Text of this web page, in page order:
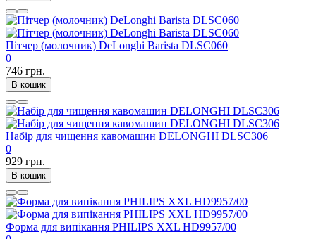
Пітчер (молочник) DeLonghi Barista DLSC060
0
746 грн.
В кошик
Набір для чищення кавомашин DELONGHI DLSC306
0
929 грн.
В кошик
Форма для випікання PHILIPS XXL HD9957/00